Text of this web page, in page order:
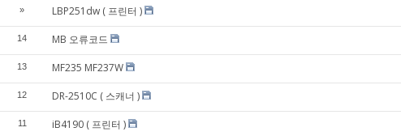
» LBP251dw ( 프린터 )
14 MB 오류코드
13 MF235 MF237W
12 DR-2510C ( 스캐너 )
11 iB4190 ( 프린터 )